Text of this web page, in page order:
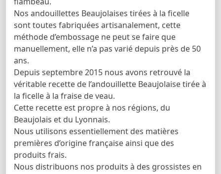
Nos andouillettes Beaujolaises tirées à la ficelle
sont toutes fabriquées artisanalement, cette
méthode d’embossage ne peut se faire que
manuellement, elle n’a pas varié depuis près de 50
ans.
Depuis septembre 2015 nous avons retrouvé la
véritable recette de l’andouillette Beaujolaise tirée à
la ficelle à la fraise de veau.
Cette recette est propre à nos régions, du
Beaujolais et du Lyonnais.
Nous utilisons essentiellement des matières
premières d’origine française ainsi que des
produits frais.
Nous distribuons nos produits à des grossistes en